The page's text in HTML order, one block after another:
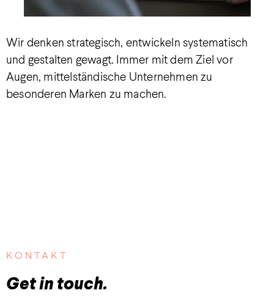
Wir denken strategisch, entwickeln systematisch
und gestalten gewagt. Immer mit dem Ziel vor
Augen, mittelständische Unternehmen zu
besonderen Marken zu machen.
KONTAKT
Get in touch.